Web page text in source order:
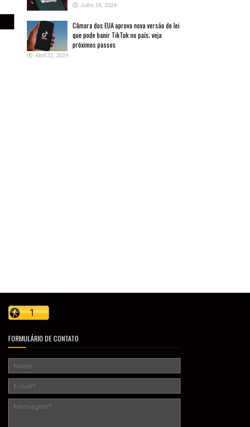
Julho 16, 2024
Câmara dos EUA aprova nova versão de lei
que pode banir TikTok no país; veja
próximos passos
Abril 22, 2024
FORMULÁRIO DE CONTATO